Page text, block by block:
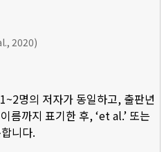
2020)
명의 저자가 동일하고, 출판년
름까지 표기한 후, ‘et al.’ 또는
니다.